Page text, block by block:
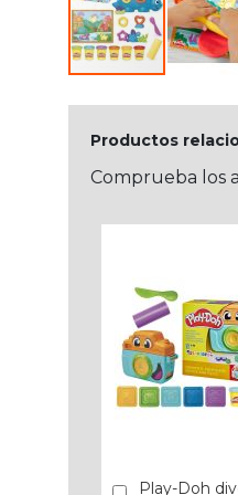
Productos
Comprueba los
Play-Doh
Añadir